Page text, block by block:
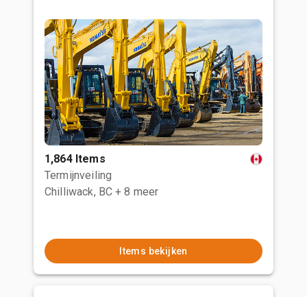
1,864 Items
Termijnveiling
Chilliwack, BC + 8 meer
Items bekijken